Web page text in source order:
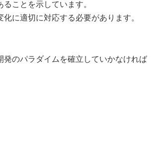
ることを示しています。
に適切に対応する必要があります。
発のパラダイムを確立していかなければ